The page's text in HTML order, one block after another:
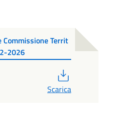
Commissione Territ
2026
Scarica